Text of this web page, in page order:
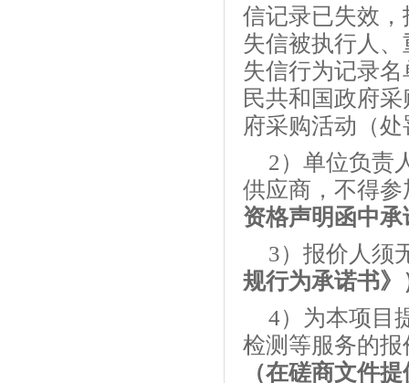
信记录已失效
失信被执行人
失信行为记录
民共和国政府
府采购活动（
2）单位负责
供应商，不得
资格声明函中承
3）报价人须
规行为承诺书》
4）为本项目
检测等服务的
（在磋商文件